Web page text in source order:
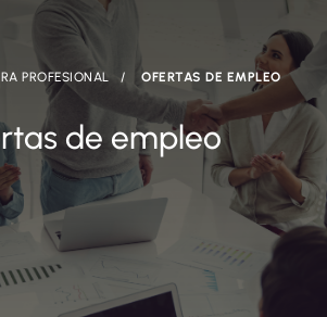
PROFESIONAL OFERTAS DE EMPLEO
de empleo